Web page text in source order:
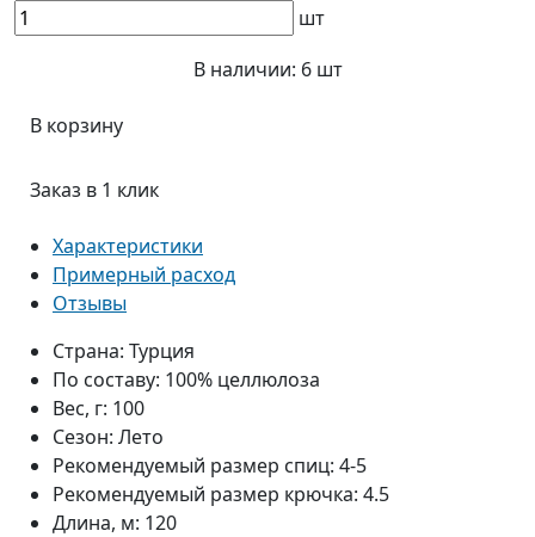
шт
В наличии: 6 шт
В корзину
Заказ в 1 клик
Характеристики
Примерный расход
Отзывы
Страна: Турция
По составу: 100% целлюлоза
Вес, г: 100
Сезон: Лето
Рекомендуемый размер спиц: 4-5
Рекомендуемый размер крючка: 4.5
Длина, м: 120